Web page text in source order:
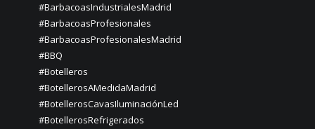
#BarbacoasIndustrialesMadrid
#BarbacoasProfesionales
#BarbacoasProfesionalesMadrid
#BBQ
#Botelleros
#BotellerosAMedidaMadrid
#BotellerosCavasIluminaciónLed
#BotellerosRefrigerados